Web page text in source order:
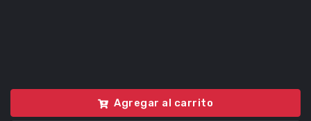
Agregar al carrito